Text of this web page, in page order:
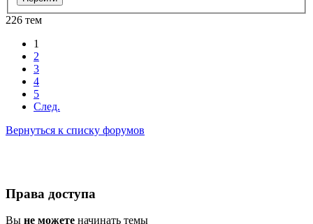
226 тем
1
2
3
4
5
След.
Вернуться к списку форумов
Права доступа
Вы не можете начинать темы